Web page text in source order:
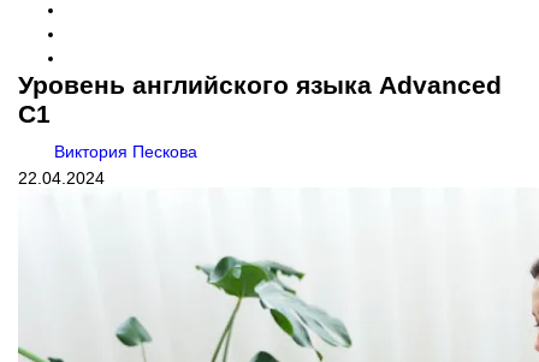
Уровень английского языка Advanced
C1
Виктория Пескова
22.04.2024